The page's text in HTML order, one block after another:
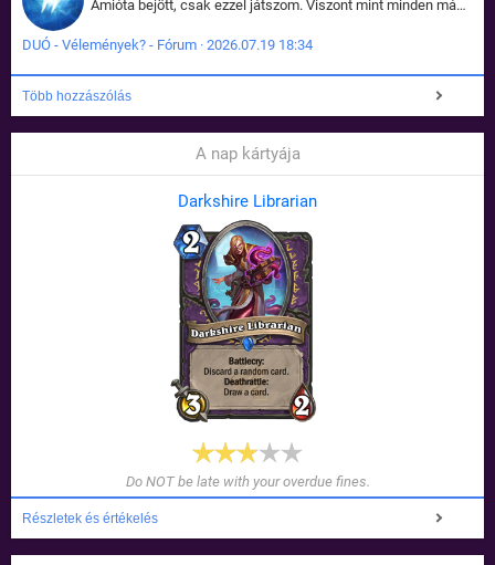
Amióta bejött, csak ezzel játszom. Viszont mint minden más - akár az alapjáték is, ez is baromira összetett lett. Néha már pár kör után is esélytelen az egész. Vagy irreállisan túltápol valaki, vagy lelép a partner, vagy csak hülye mint a segg. És amikor eljönne az én időm, na akkor jön el mindenki másé is. Engem jobban érdekelne, hogy ki milyen ratingen szokott játszani. Na ez lenne egy érdekes adat.
DUÓ - Vélemények? - Fórum · 2026.07.19 18:34
Több hozzászólás
A nap kártyája
Darkshire Librarian
Do NOT be late with your overdue fines.
Részletek és értékelés